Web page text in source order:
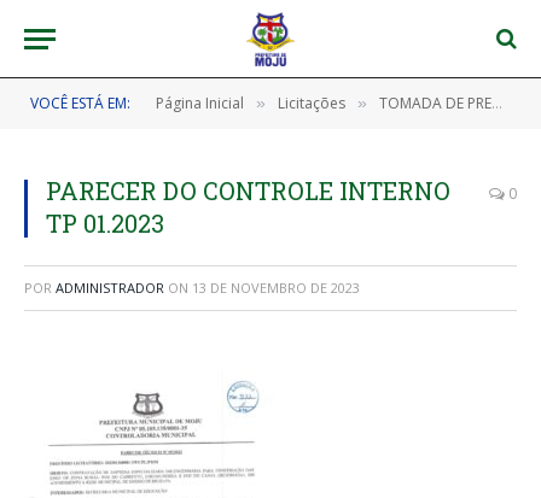
VOCÊ ESTÁ EM: Página Inicial » Licitações » TOMADA DE PREÇOS Nº 202301160001–TP/CPL/PMM (CONTRATAÇÃO DE EMPRESA ESPECIALIZADA PARA A CONSTRUÇÃO DAS EMEF DE ZONA RURAL: FOZ DO CABRESTO, JURUMANDEUA E FOZ DO CANAL (RETOMADA))
PARECER DO CONTROLE INTERNO
TP 01.2023
0
POR ADMINISTRADOR ON 13 DE NOVEMBRO DE 2023